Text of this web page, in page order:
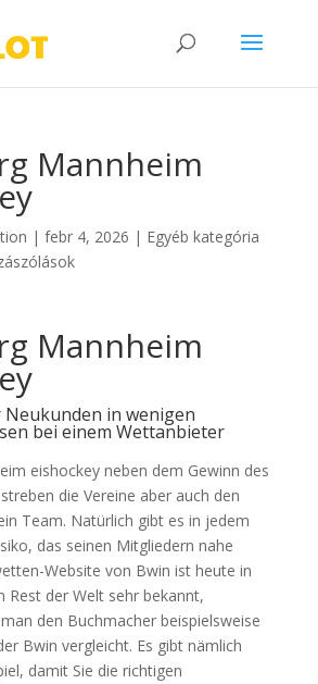
Mannheim
| febr 4, 2026 | Egyéb kategória
Mannheim
in wenigen
bei einem Wettanbieter
eishockey neben dem Gewinn des
die Vereine aber auch den
Team. Natürlich gibt es in jedem
das seinen Mitgliedern nahe
Website von Bwin ist heute in
Rest der Welt sehr bekannt,
den Buchmacher beispielsweise
Bwin vergleicht. Es gibt nämlich
damit Sie die richtigen